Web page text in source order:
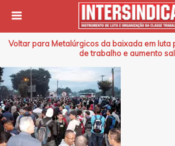
Voltar para Metalúrgicos da baixada em luta
de trabalho e aumento